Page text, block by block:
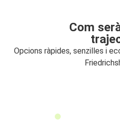
Com
Opcions ràpides, senzilles i